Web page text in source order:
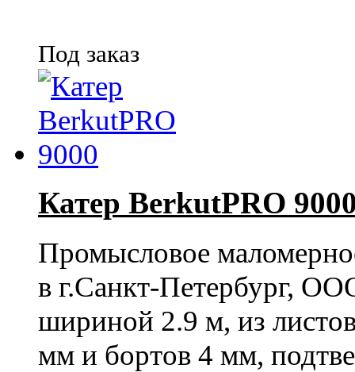
Под заказ
Катер BerkutPRO
Промысловое
в г.Санкт-Петербург,
шириной 2.9 м, из
мм и бортов 4 мм,